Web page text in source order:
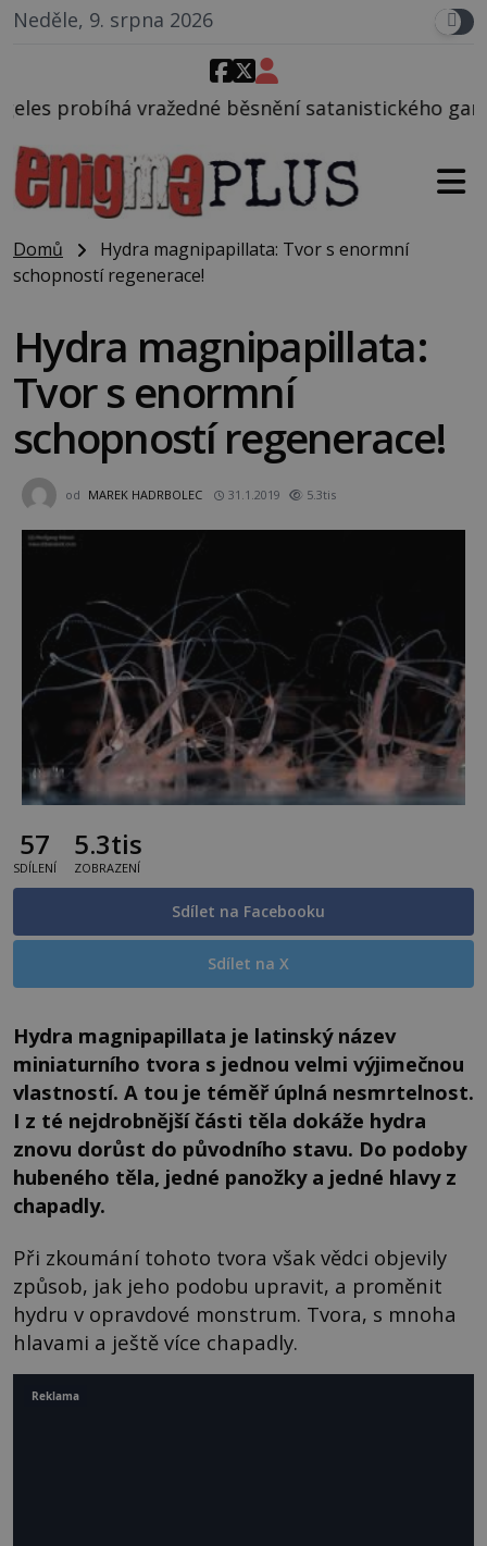
Neděle, 9. srpna 2026
běsnění satanistického gangu vedeného
Domů
Hydra magnipapillata: Tvor s enormní
schopností regenerace!
Hydra magnipapillata:
Tvor s enormní
schopností regenerace!
od MAREK HADRBOLEC 31.1.2019 5.3tis
57
SDÍLENÍ
5.3tis
ZOBRAZENÍ
Sdílet na Facebooku
Sdílet na X
Hydra magnipapillata je latinský název
miniaturního tvora s jednou velmi výjimečnou
vlastností. A tou je téměř úplná nesmrtelnost.
I z té nejdrobnější části těla dokáže hydra
znovu dorůst do původního stavu. Do podoby
hubeného těla, jedné panožky a jedné hlavy z
chapadly.
Při zkoumání tohoto tvora však vědci objevily
způsob, jak jeho podobu upravit, a proměnit
hydru v opravdové monstrum. Tvora, s mnoha
hlavami a ještě více chapadly.
Reklama